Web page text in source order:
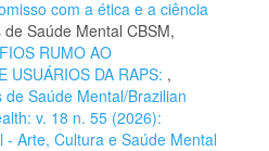
com a ética e a ciência
Saúde Mental CBSM,
RUMO AO
USUÁRIOS DA RAPS: ,
Saúde Mental/Brazilian
v. 18 n. 55 (2026):
- Arte, Cultura e Saúde Mental